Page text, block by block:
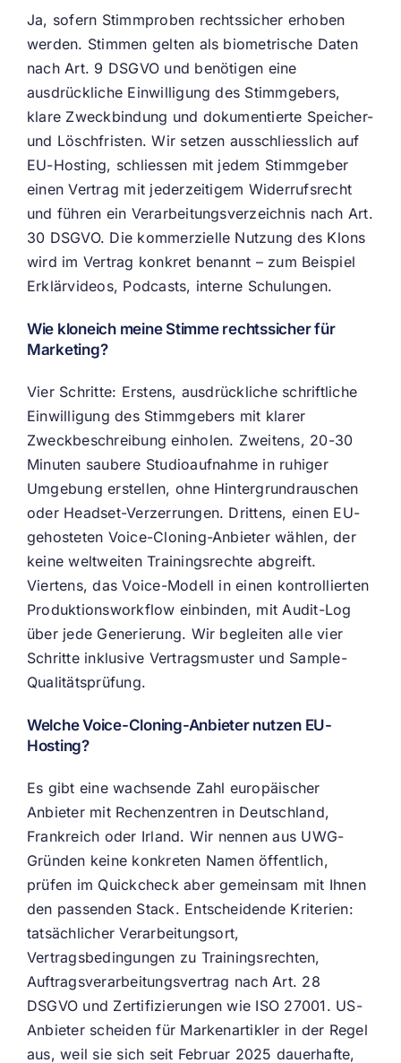
Ja, sofern Stimmproben rechtssicher erhoben
werden. Stimmen gelten als biometrische Daten
nach Art. 9 DSGVO und benötigen eine
ausdrückliche Einwilligung des Stimmgebers,
klare Zweckbindung und dokumentierte Speicher-
und Löschfristen. Wir setzen ausschliesslich auf
EU-Hosting, schliessen mit jedem Stimmgeber
einen Vertrag mit jederzeitigem Widerrufsrecht
und führen ein Verarbeitungsverzeichnis nach Art.
30 DSGVO. Die kommerzielle Nutzung des Klons
wird im Vertrag konkret benannt – zum Beispiel
Erklärvideos, Podcasts, interne Schulungen.
Wie kloneich meine Stimme rechtssicher für
Marketing?
Vier Schritte: Erstens, ausdrückliche schriftliche
Einwilligung des Stimmgebers mit klarer
Zweckbeschreibung einholen. Zweitens, 20-30
Minuten saubere Studioaufnahme in ruhiger
Umgebung erstellen, ohne Hintergrundrauschen
oder Headset-Verzerrungen. Drittens, einen EU-
gehosteten Voice-Cloning-Anbieter wählen, der
keine weltweiten Trainingsrechte abgreift.
Viertens, das Voice-Modell in einen kontrollierten
Produktionsworkflow einbinden, mit Audit-Log
über jede Generierung. Wir begleiten alle vier
Schritte inklusive Vertragsmuster und Sample-
Qualitätsprüfung.
Welche Voice-Cloning-Anbieter nutzen EU-
Hosting?
Es gibt eine wachsende Zahl europäischer
Anbieter mit Rechenzentren in Deutschland,
Frankreich oder Irland. Wir nennen aus UWG-
Gründen keine konkreten Namen öffentlich,
prüfen im Quickcheck aber gemeinsam mit Ihnen
den passenden Stack. Entscheidende Kriterien:
tatsächlicher Verarbeitungsort,
Vertragsbedingungen zu Trainingsrechten,
Auftragsverarbeitungsvertrag nach Art. 28
DSGVO und Zertifizierungen wie ISO 27001. US-
Anbieter scheiden für Markenartikler in der Regel
aus, weil sie sich seit Februar 2025 dauerhafte,